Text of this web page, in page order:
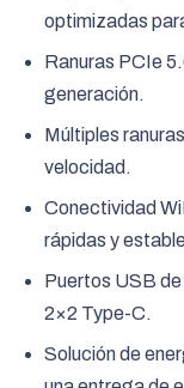
optimizadas
Ranuras PCIe
generación.
Múltiples
velocidad.
Conectividad
rápidas y
Puertos USB
2×2 Type-C.
Solución de